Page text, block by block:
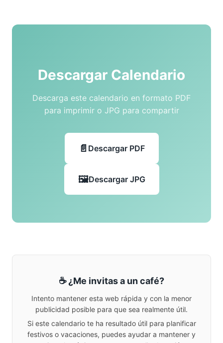
Descargar Calendario
Descarga este calendario en formato PDF
para imprimir o JPG para compartir
Descargar PDF
Descargar JPG
☕ ¿Me invitas a un café?
Intento mantener esta web rápida y con la menor
publicidad posible para que sea realmente útil.
Si este calendario te ha resultado útil para planificar
festivos o vacaciones, puedes ayudar a mantener y